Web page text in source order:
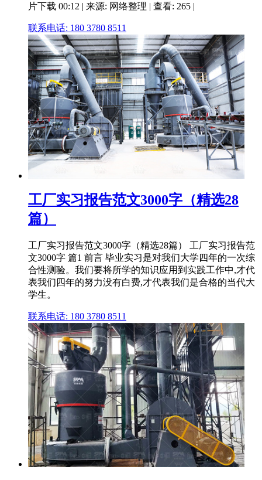
片下载 00:12 | 来源: 网络整理 | 查看: 265 |
联系电话: 180 3780 8511
工厂实习报告范文3000字（精选28
篇）
工厂实习报告范文3000字（精选28篇） 工厂实习报告范
文3000字 篇1 前言 毕业实习是对我们大学四年的一次综
合性测验。我们要将所学的知识应用到实践工作中,才代
表我们四年的努力没有白费,才代表我们是合格的当代大
学生。
联系电话: 180 3780 8511